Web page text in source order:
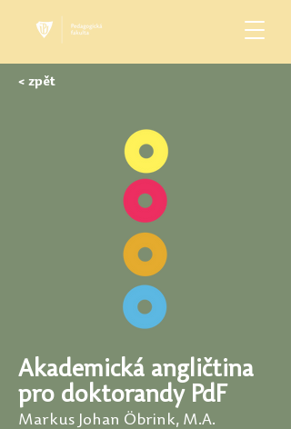
< zpět
Akademická angličtina
pro doktorandy PdF
​Markus Johan Öbrink, M.A.​